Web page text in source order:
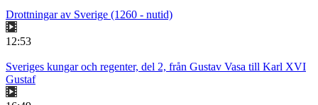
Drottningar av Sverige (1260 - nutid)
12:53
Sveriges kungar och regenter, del 2, från Gustav Vasa till Karl XVI
Gustaf